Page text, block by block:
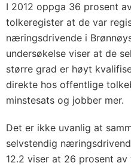
I 2012 oppga 36 prosent
tolkeregister at de var
næringsdrivende i
undersøkelse viser at de
større grad er høyt
direkte hos offentlige
minstesats og jobber mer.
Det er ikke uvanlig at
selvstendig
12.2 viser at 26 prosent